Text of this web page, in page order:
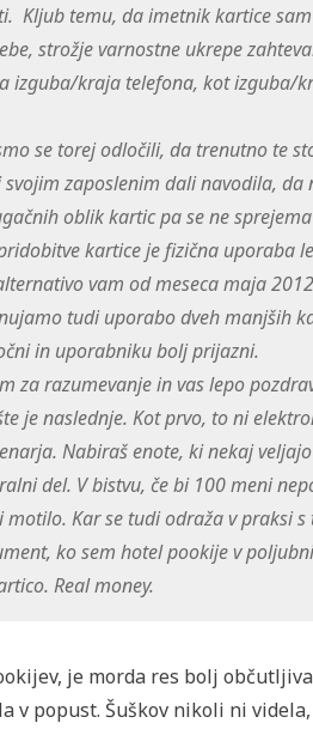
Kljub temu, da imetnik kartice
strožje varnostne ukrepe
izguba/kraja telefona, kot izguba/
se torej odločili, da trenutno te
zaposlenim dali navodila,
oblik kartic pa se ne
kartice je fizična uporaba
vam od meseca maja
tudi uporabo dveh manjših
in uporabniku bolj prijazni.
za razumevanje in vas lepo
je naslednje. Kot prvo, to ni
Nabiraš enote, ki nekaj
del. V bistvu, če bi 100 meni
motilo. Kar se tudi odraža v praksi
ko sem hotel pookije v
Real money.
je morda res bolj
v popust. Šuškov nikoli ni